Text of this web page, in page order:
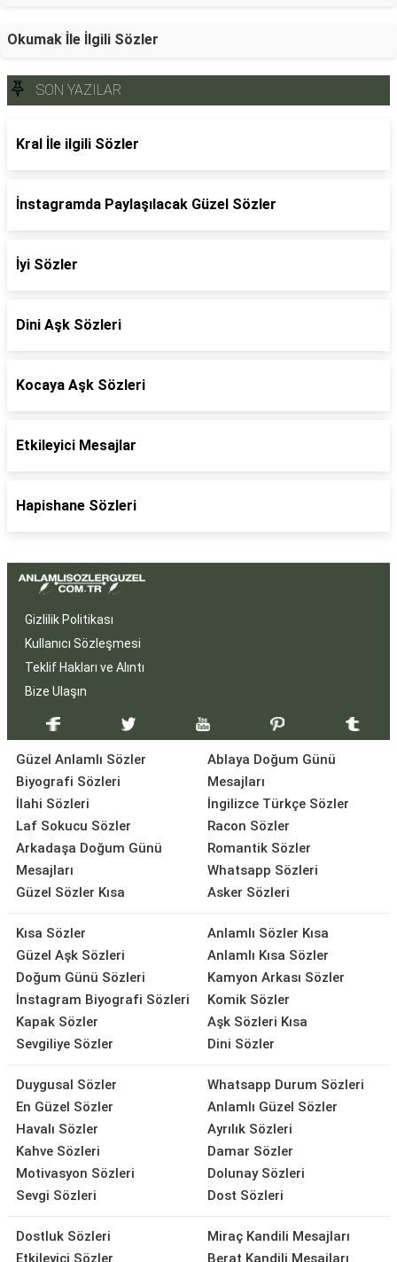
Okumak İle İlgili Sözler
SON YAZILAR
Kral İle ilgili Sözler
İnstagramda Paylaşılacak Güzel Sözler
İyi Sözler
Dini Aşk Sözleri
Kocaya Aşk Sözleri
Etkileyici Mesajlar
Hapishane Sözleri
Gizlilik Politikası
Kullanıcı Sözleşmesi
Teklif Hakları ve Alıntı
Bize Ulaşın
Güzel Anlamlı Sözler
Biyografi Sözleri
İlahi Sözleri
Laf Sokucu Sözler
Arkadaşa Doğum Günü
Mesajları
Güzel Sözler Kısa
Ablaya Doğum Günü
Mesajları
İngilizce Türkçe Sözler
Racon Sözler
Romantik Sözler
Whatsapp Sözleri
Asker Sözleri
Kısa Sözler
Güzel Aşk Sözleri
Doğum Günü Sözleri
İnstagram Biyografi Sözleri
Kapak Sözler
Sevgiliye Sözler
Anlamlı Sözler Kısa
Anlamlı Kısa Sözler
Kamyon Arkası Sözler
Komik Sözler
Aşk Sözleri Kısa
Dini Sözler
Duygusal Sözler
En Güzel Sözler
Havalı Sözler
Kahve Sözleri
Motivasyon Sözleri
Sevgi Sözleri
Whatsapp Durum Sözleri
Anlamlı Güzel Sözler
Ayrılık Sözleri
Damar Sözler
Dolunay Sözleri
Dost Sözleri
Dostluk Sözleri
Etkileyici Sözler
Miraç Kandili Mesajları
Berat Kandili Mesajları